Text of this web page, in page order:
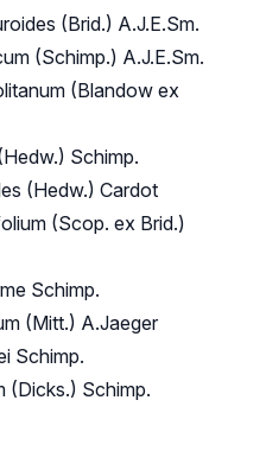
(Brid.) A.J.E.Sm.
(Schimp.) A.J.E.Sm.
(Blandow ex
Schimp.
(Hedw.) Cardot
(Scop. ex Brid.)
Schimp.
(Mitt.) A.Jaeger
Schimp.
(Dicks.) Schimp.